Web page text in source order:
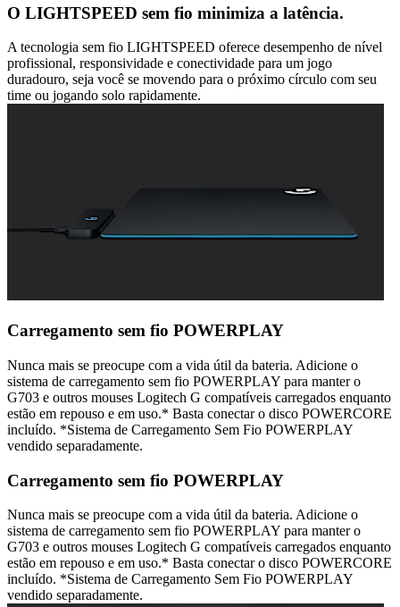
O LIGHTSPEED sem fio minimiza a latência.
A tecnologia sem fio LIGHTSPEED oferece desempenho de nível
profissional, responsividade e conectividade para um jogo
duradouro, seja você se movendo para o próximo círculo com seu
time ou jogando solo rapidamente.
Carregamento sem fio POWERPLAY
Nunca mais se preocupe com a vida útil da bateria. Adicione o
sistema de carregamento sem fio POWERPLAY para manter o
G703 e outros mouses Logitech G compatíveis carregados enquanto
estão em repouso e em uso.* Basta conectar o disco POWERCORE
incluído. *Sistema de Carregamento Sem Fio POWERPLAY
vendido separadamente.
Carregamento sem fio POWERPLAY
Nunca mais se preocupe com a vida útil da bateria. Adicione o
sistema de carregamento sem fio POWERPLAY para manter o
G703 e outros mouses Logitech G compatíveis carregados enquanto
estão em repouso e em uso.* Basta conectar o disco POWERCORE
incluído. *Sistema de Carregamento Sem Fio POWERPLAY
vendido separadamente.